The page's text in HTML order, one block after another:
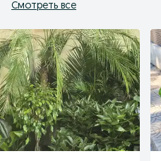
Смотреть все